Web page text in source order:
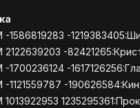
-1586819283 -
2122639203 -
-1700236124 -
-1121559787 -
1013922953